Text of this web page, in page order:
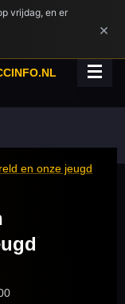
en onze jeugd
vrijdag, en er
×